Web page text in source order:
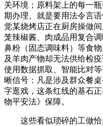
关环境；原料架上的每一
期办理。就是要用法令言
觉某烧烤店正在厨房操做
笼辣椒酱、肉成品用复合
鼻粉（固态调味料）等食
及羊肉产物却无法供给检
使用数据抓取、智能比对
晰信号：凡是涉及群众餐
字逛戏，这条红线的基石
物平安法》保障。
这些看似琐碎的工做恰